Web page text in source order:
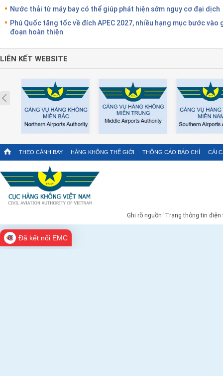
Nước thải từ máy bay có thể giúp phát hiện sớm nguy cơ đại dịch
Phú Quốc tăng tốc về đích APEC 2027, nhiều hạng mục bước vào
đoạn hoàn thiện
LIÊN KẾT WEBSITE
Prev
THEO CÁNH BAY HÀNG KHÔNG THẾ GIỚI THÔNG CÁO BÁO CHÍ CẢI
Ghi rõ nguồn 'Trang thông tin
Đã kết nối EMC